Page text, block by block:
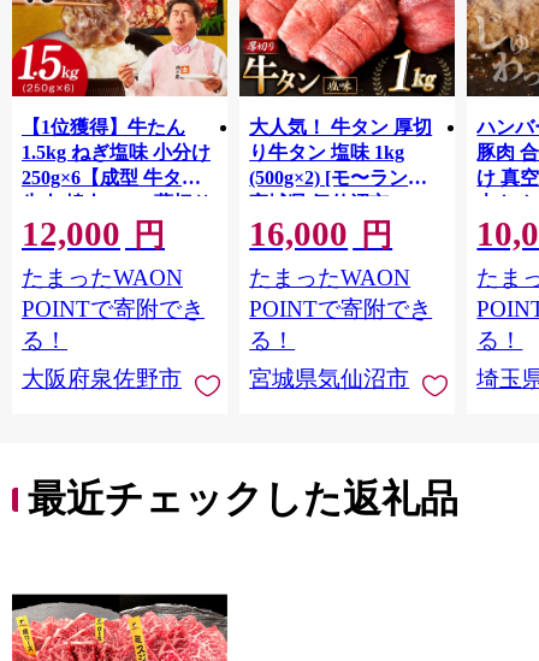
【1位獲得】牛たん
1.5kg ねぎ塩味 小分け
250g×6【成型 牛タン
牛肉 焼肉 BBQ 薄切り
ぎゅうたん スライス
訳あり サイズ不揃
い】 G4721
12,000 円
たまったWAON
POINTで寄附でき
る！
大阪府泉佐野市
大人気！ 牛タン 厚切
り牛タン 塩味 1kg
(500g×2) [モ〜ランド
宮城県 気仙沼市
20564660] 肉 牛肉 精肉
牛たん 牛タン塩 牛た
ん塩 冷凍 焼肉 BBQ ア
ウトドア バーベキュ
ー 厚切り タン
16,000 円
たまったWAON
POINTで寄附でき
る！
宮城県気仙沼市
ハンバ
豚肉
け 真
大き
保存
淡路島
ポーク
き肉
ず 惣
まみ
んのお
たま
る！
埼玉
最近チェックした返礼品